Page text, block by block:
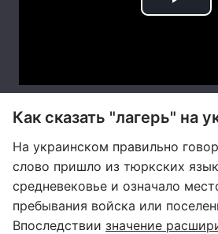
Как сказать "лагерь" на
На украинском правильно
слово пришло из тюркских
средневековье и означало
пребывания войска или
Впоследствии значение